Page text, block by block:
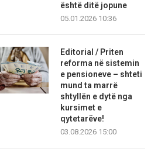
është ditë jopune
05.01.2026 10:36
Editorial / Priten
reforma në sistemin
e pensioneve – shteti
mund ta marrë
shtyllën e dytë nga
kursimet e
qytetarëve!
03.08.2026 15:00